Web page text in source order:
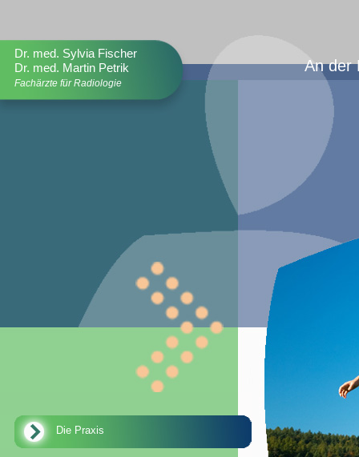
Dr. med. Sylvia Fischer
Dr. med. Martin Petrik
Fachärzte für Radiologie
Die Praxis
An der